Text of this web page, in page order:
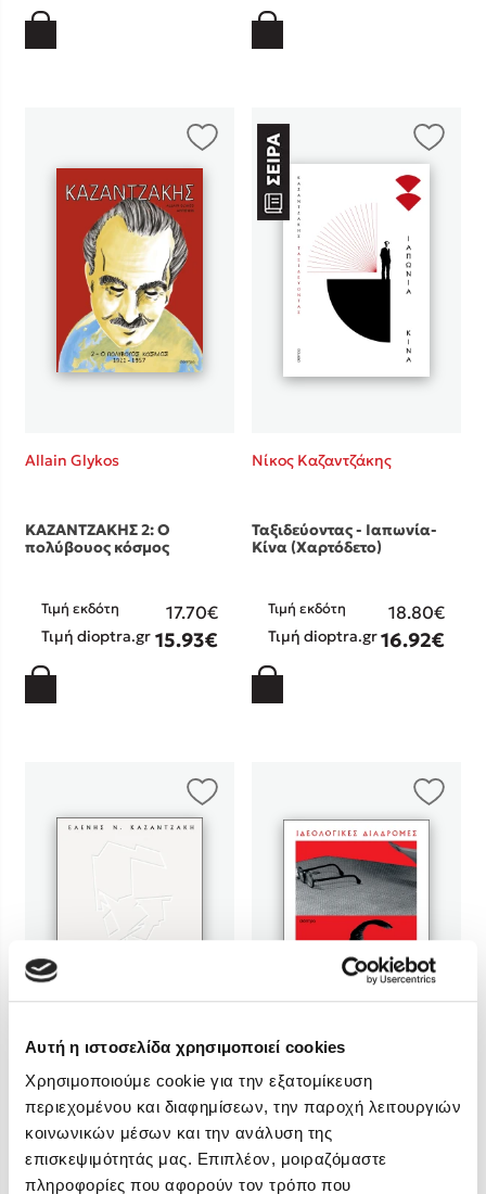
Αυτή η ιστοσελίδα χρησιμοποιεί cookies
Χρησιμοποιούμε cookie για την εξατομίκευση
περιεχομένου και διαφημίσεων, την παροχή λειτουργιών
κοινωνικών μέσων και την ανάλυση της
επισκεψιμότητάς μας. Επιπλέον, μοιραζόμαστε
πληροφορίες που αφορούν τον τρόπο που
Allain Glykos
ΚΑΖΑΝΤΖΑΚΗΣ 2: Ο
πολύβουος κόσμος
Τιμή εκδότη 17.70€
Τιμή dioptra.gr 15.93€
Νίκος Καζαντζάκης
Ταξιδεύοντας - Ιαπωνία-
Κίνα (Χαρτόδετο)
Τιμή εκδότη 18.80€
Τιμή dioptra.gr16.92€
Ελένη Καζαντζάκη
Νίκος Καζαντζάκης, ο
Θανάσης Αγάθος,Γιάννης
Δημητρακάκης
Οι ιδεολογικές διαδρομές